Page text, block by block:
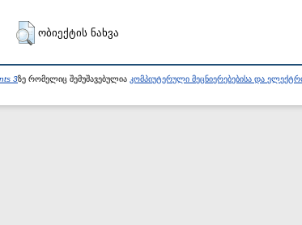
ობიექტის ნახვა
3ზე რომელიც შემუშავებულია კომპიუტერული მეცნიერებებისა და